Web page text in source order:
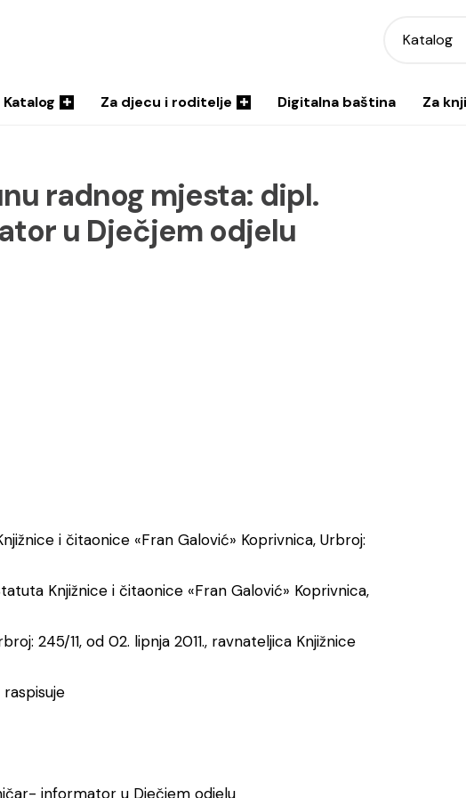
Katalog
Katalog Za djecu i roditelje Digitalna baština Za
radnog mjesta: dipl.
u Dječjem odjelu
i čitaonice «Fran Galović» Koprivnica, Urbroj:
Knjižnice i čitaonice «Fran Galović» Koprivnica,
245/11, od 02. lipnja 2011., ravnateljica Knjižnice
informator u Dječjem odjelu